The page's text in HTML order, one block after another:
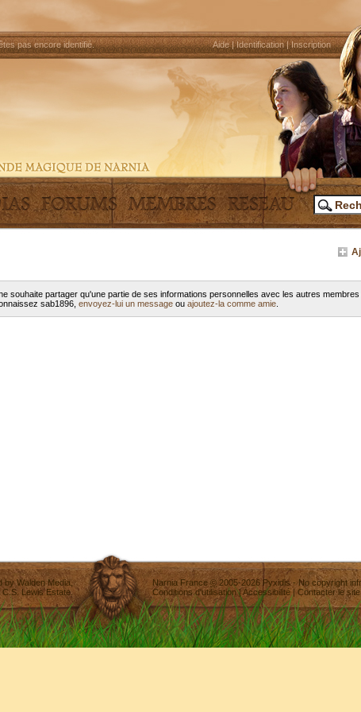
pas encore identifié. Aide|Identification|Inscription
souhaite partager qu'une partie de ses informations personnelles avec les autres membres
sab1896, envoyez-lui un message ou ajoutez-la comme amie
byWalden Media
C.S. Lewis Estate.
Narnia France ©2005-2026 Pyxidis- No copyright
Conditions d'utilisation|Accessibilité| Contacter le site